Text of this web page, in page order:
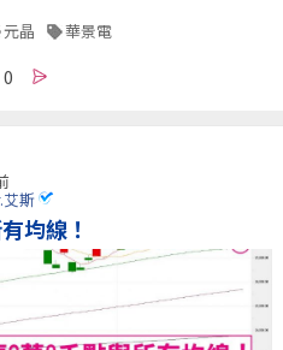
元晶 華景電
0
艾斯
均線！